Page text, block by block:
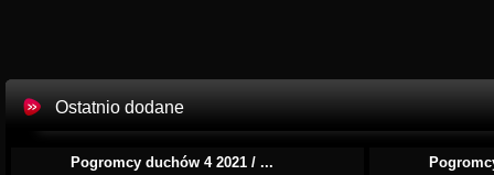
Ostatnio dodane
Pogromcy duchów 4 2021 / ...